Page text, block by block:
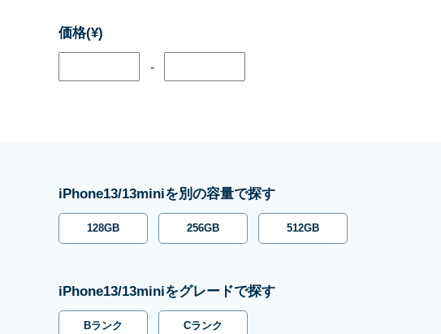
価格(¥)
-
iPhone13/13miniを別の容量で探す
128GB 256GB 512GB
iPhone13/13miniをグレードで探す
Bランク Cランク